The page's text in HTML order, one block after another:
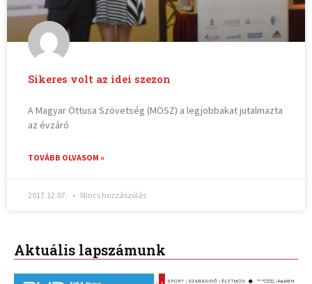
Sikeres volt az idei szezon
A Magyar Öttusa Szövetség (MÖSZ) a legjobbakat jutalmazta
az évzáró
TOVÁBB OLVASOM »
2017.12.07. Nincs hozzászólás
Aktuális lapszámunk